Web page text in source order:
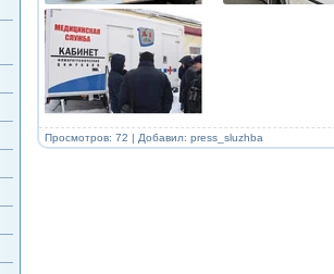
Просмотров: 72 | Добавил: press_sluzhba